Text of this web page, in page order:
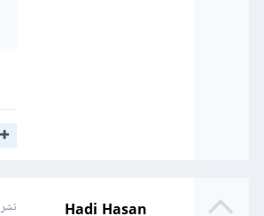
Hadi Hasan نشر